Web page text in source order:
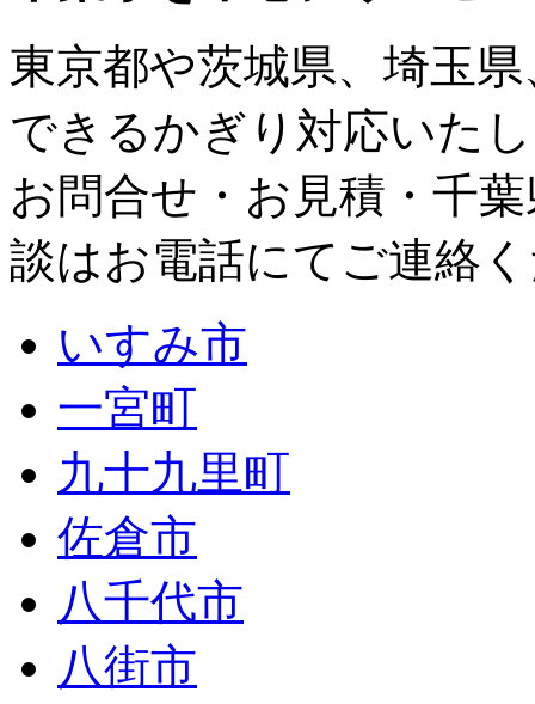
東京都や茨城県、 埼玉県
できるかぎり対応いた
お問合せ・お見積・千
談はお電話にてご連絡
いすみ市
一宮町
九十九里町
佐倉市
八千代市
八街市